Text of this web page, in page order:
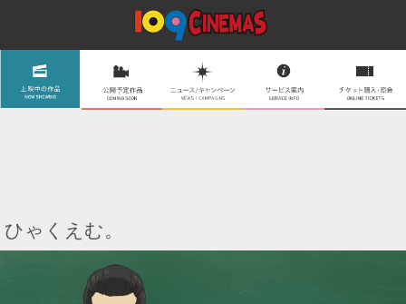
ひゃくえむ。